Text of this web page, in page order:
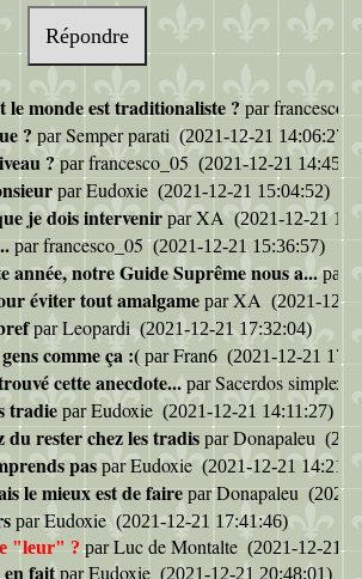
Répondre
le monde est traditionaliste ? par
? parSemper parati (2021-12-21 14:06:27)
?parfrancesco_05 (2021-12-21
parEudoxie (2021-12-21 15:04:52)
je dois intervenir parXA (2021-12-21
parfrancesco_05(2021-12-21 15:36:57)
année, notre Guide Suprême nous a... par
éviter tout amalgame parXA (2021-12-
parLeopardi (2021-12-21 17:32:04)
comme ça :( parFran6 (2021-12-21
cette anecdote... parSacerdos simplex
tradie parEudoxie (2021-12-21 14:11:27)
du rester chez les tradis parDonapaleu
pas parEudoxie (2021-12-21
le mieux est de faire parDonapaleu
parEudoxie (2021-12-21 17:41:46)
"leur" ? parLuc de Montalte (2021-12-21
en faitparEudoxie (2021-12-21 20:48:01)